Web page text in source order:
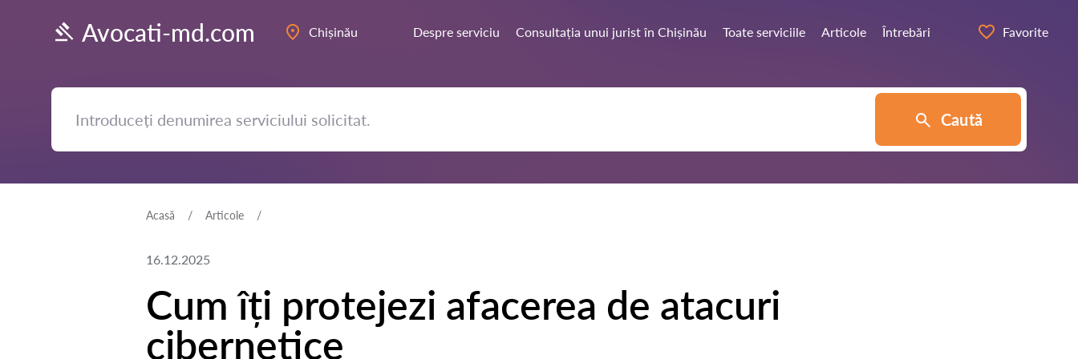
Avocati-md.com Chișinău Despre serviciu Consultația unui jurist în Chișinău Toate serviciile Articole Întrebări Favorite
Caută
Acasă Articole
16.12.2025
Cum îți protejezi afacerea de atacuri
cibernetice